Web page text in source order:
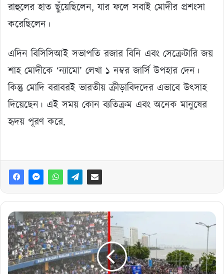
রাহুলের হাত ছুঁয়েছিলেন, যার ফলে সবাই মোদীর প্রশংসা
করেছিলেন।
এদিন বিসিসিআই সভাপতি রজার বিনি এবং সেক্রেটারি জয়
শাহ মোদীকে ‘ন্যামো’ লেখা ১ নম্বর জার্সি উপহার দেন।
কিন্তু মোদি বরাবরই ভারতীয় ক্রীড়াবিদদের এভাবে উৎসাহ
দিয়েছেন। এই সময় কোন ব্যতিক্রম এবং অনেক মানুষের
হৃদয় পূরণ করে.
রোহিত-
কোহলিদের
সংবর্ধনায়
জনসমুদ্র
সারা
মুম্বাই